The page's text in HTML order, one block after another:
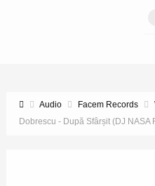
Audio Facem Records
Dobrescu - După Sfârșit (DJ NASA